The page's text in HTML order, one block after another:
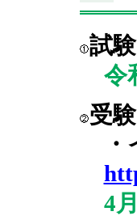
試
令
受
4